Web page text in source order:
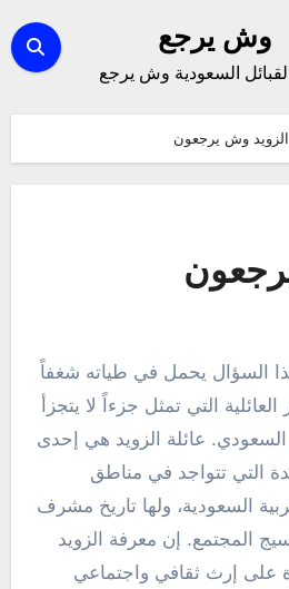
وش يرجع
السعودية وش يرجع
الزويد وش يرجعون
التي تمثل جزءاً لا يتجزأ
عائلة الزويد هي إحدى
التي تتواجد في مناطق
السعودية، ولها تاريخ مشرف
المجتمع. إن معرفة الزويد
على إرث ثقافي واجتماعي